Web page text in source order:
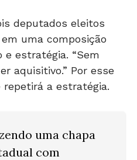
deputados eleitos
uma composição
estratégia. “Sem
aquisitivo.” Por esse
a estratégia.
uma chapa
com